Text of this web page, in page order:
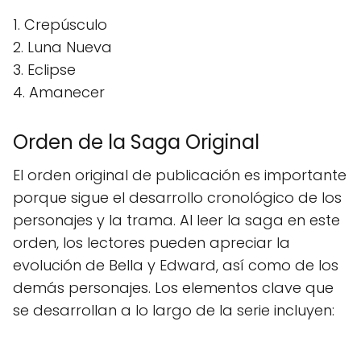
1. Crepúsculo
2. Luna Nueva
3. Eclipse
4. Amanecer
Orden de la Saga Original
El orden original de publicación es importante
porque sigue el desarrollo cronológico de los
personajes y la trama. Al leer la saga en este
orden, los lectores pueden apreciar la
evolución de Bella y Edward, así como de los
demás personajes. Los elementos clave que
se desarrollan a lo largo de la serie incluyen: